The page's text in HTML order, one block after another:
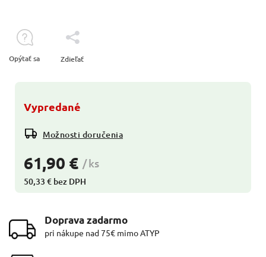
61,90 € / ks
50,33 € bez DPH
Vypredané
Možnosti doručenia
Opýtať sa Zdieľať
Doprava zadarmo
pri nákupe nad 75€ mimo ATYP